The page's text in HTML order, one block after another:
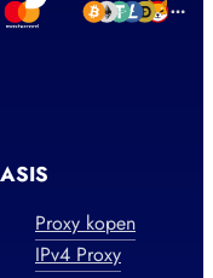
Proxy kopen
IPv4 Proxy